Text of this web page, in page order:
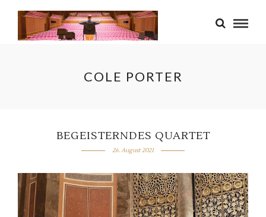
COLE PORTER
BEGEISTERNDES QUARTET
26. August 2021